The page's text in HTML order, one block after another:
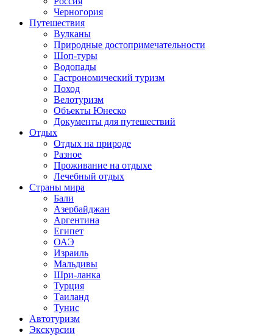
Черногория
Путешествия
Вулканы
Природные достопримечательности
Шоп-туры
Водопады
Гастрономический туризм
Поход
Велотуризм
Объекты Юнеско
Документы для путешествий
Отдых
Отдых на природе
Разное
Проживание на отдыхе
Лечебный отдых
Страны мира
Бали
Азербайджан
Аргентина
Египет
ОАЭ
Израиль
Мальдивы
Шри-ланка
Турция
Таиланд
Тунис
Автотуризм
Экскурсии